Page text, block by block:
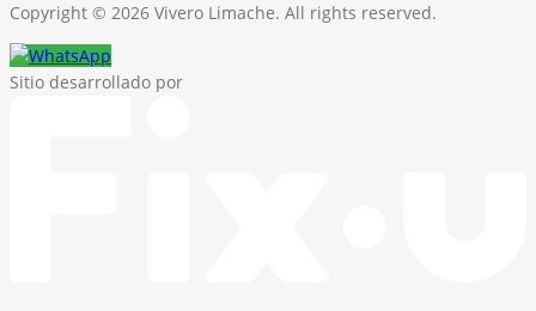
Copyright © 2026 Vivero Limache. All rights reserved.
Sitio desarrollado por